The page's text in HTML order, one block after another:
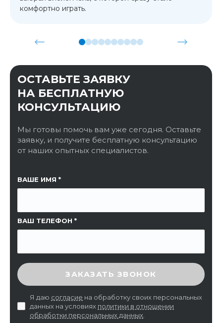
комфортно играть.
ОСТАВЬТЕ ЗАЯВКУ
НА БЕСПЛАТНУЮ
КОНСУЛЬТАЦИЮ
Мы готовы помочь вам уже сегодня. Оставьте
заявку, и получите бесплатную консультацию
от наших опытных специалистов.
ВАШЕ ИМЯ
ВАШ ТЕЛЕФОН
ССЫЛКА НА СТРАНИЦУ
ВВЕДИТЕ ПРОВЕРОЧНЫЙ КОД
ЗАКАЗАТЬ ЗВОНОК
Я даю согласие на обработку своих персональных
данных на условиях политики в отношении
обработки персональных данных